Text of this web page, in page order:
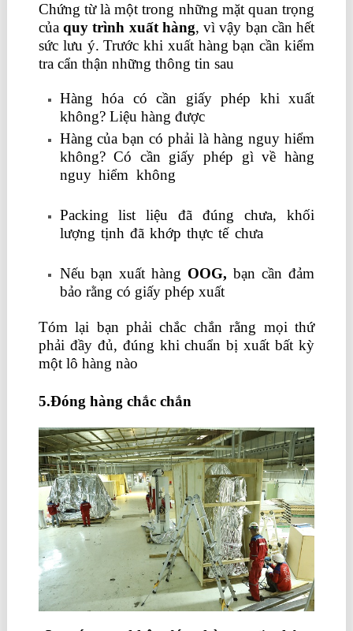
Chứng từ là một trong những mặt quan trọng
củaquy trình xuất hàng, vì vậy bạn cần hết
sức lưu ý. Trước khi xuất hàng bạn cần kiểm
tra cẩn thận những thông tin sau
Hàng hóa có cần giấy phép khi xuất
không? Liệu hàng được
Hàng của bạn có phải là hàng nguy hiểm
không? Có cần giấy phép gì về hàng
nguy hiểm không
Packing list liệu đã đúng chưa, khối
lượng tịnh đã khớp thực tế chưa
Nếu bạn xuất hàng OOG, bạn cần đảm
bảo rằng có giấy phép xuất
Tóm lại bạn phải chắc chắn rằng mọi thứ
phải đầy đủ, đúng khi chuẩn bị xuất bất kỳ
một lô hàng nào
5.Đóng hàng chắc chắn